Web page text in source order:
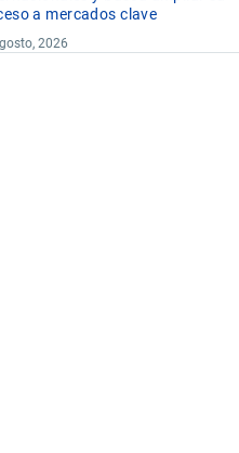
a mercados clave
2026